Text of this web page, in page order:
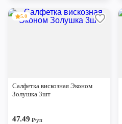
5.0
Салфетка вискозная Эконом
Золушка 3шт
47.49₽/уп